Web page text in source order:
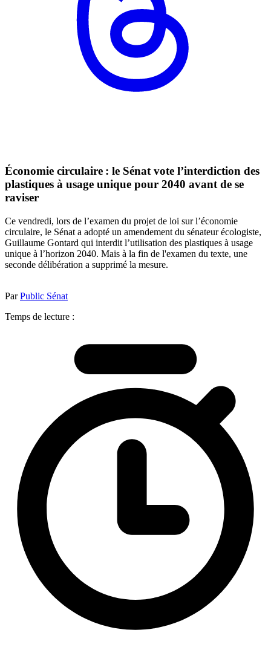
Économie circulaire : le Sénat vote l’interdiction des
plastiques à usage unique pour 2040 avant de se
raviser
Ce vendredi, lors de l’examen du projet de loi sur l’économie
circulaire, le Sénat a adopté un amendement du sénateur écologiste,
Guillaume Gontard qui interdit l’utilisation des plastiques à usage
unique à l’horizon 2040. Mais à la fin de l'examen du texte, une
seconde délibération a supprimé la mesure.
ParPublic Sénat
Temps de lecture :